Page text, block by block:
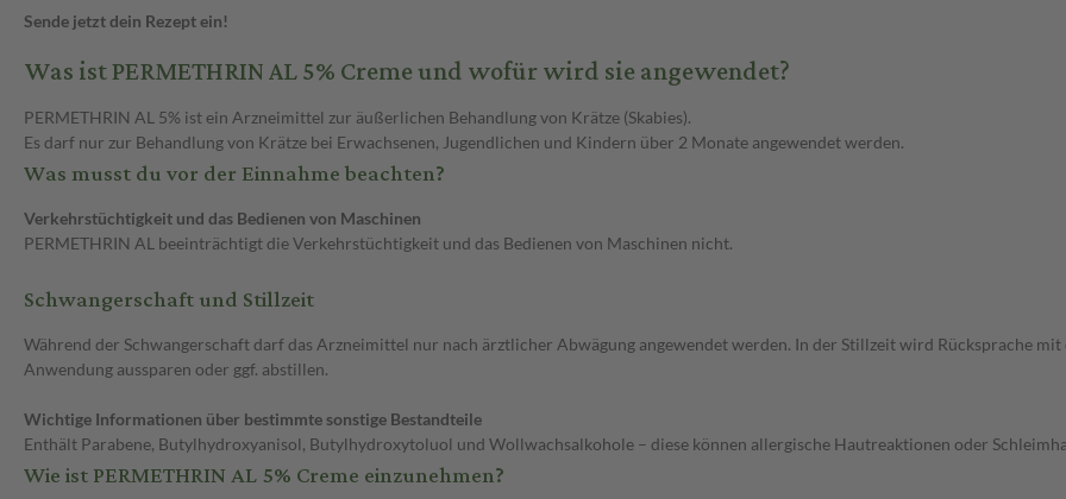
Sende jetzt dein Rezept ein!
Was ist PERMETHRIN AL 5% Creme und wofür wird sie angewendet?
PERMETHRIN AL 5% ist ein Arzneimittel zur äußerlichen Behandlung von Krätze (Skabies).
Es darf nur zur Behandlung von Krätze bei Erwachsenen, Jugendlichen und Kindern über 2 Monate angewendet werden.
Was musst du vor der Einnahme beachten?
Verkehrstüchtigkeit und das Bedienen von Maschinen
PERMETHRIN AL beeinträchtigt die Verkehrstüchtigkeit und das Bedienen von Maschinen nicht.
Schwangerschaft und Stillzeit
Während der Schwangerschaft darf das Arzneimittel nur nach ärztlicher Abwägung angewendet werden. In der Stillzeit wird Rücksprache
Anwendung aussparen oder ggf. abstillen.
Wichtige Informationen über bestimmte sonstige Bestandteile
Enthält Parabene, Butylhydroxyanisol, Butylhydroxytoluol und Wollwachsalkohole – diese können allergische Hautreaktionen oder
Wie ist PERMETHRIN AL 5% Creme einzunehmen?